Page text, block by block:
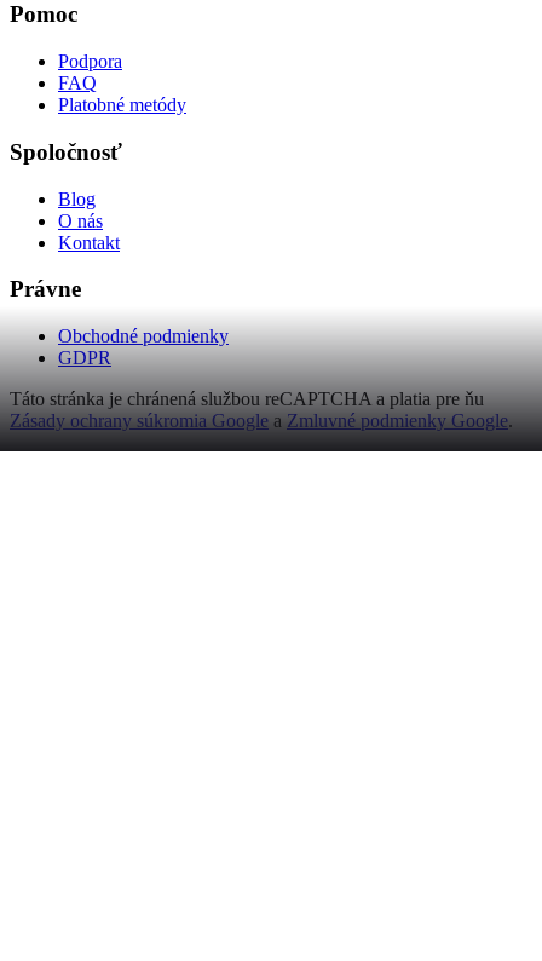
Pomoc
Podpora
FAQ
Platobné metódy
Spoločnosť
Blog
O nás
Kontakt
Právne
Obchodné podmienky
GDPR
Táto stránka je chránená službou reCAPTCHA a platia pre ňu
Zásady ochrany súkromia Google a Zmluvné podmienky Google.